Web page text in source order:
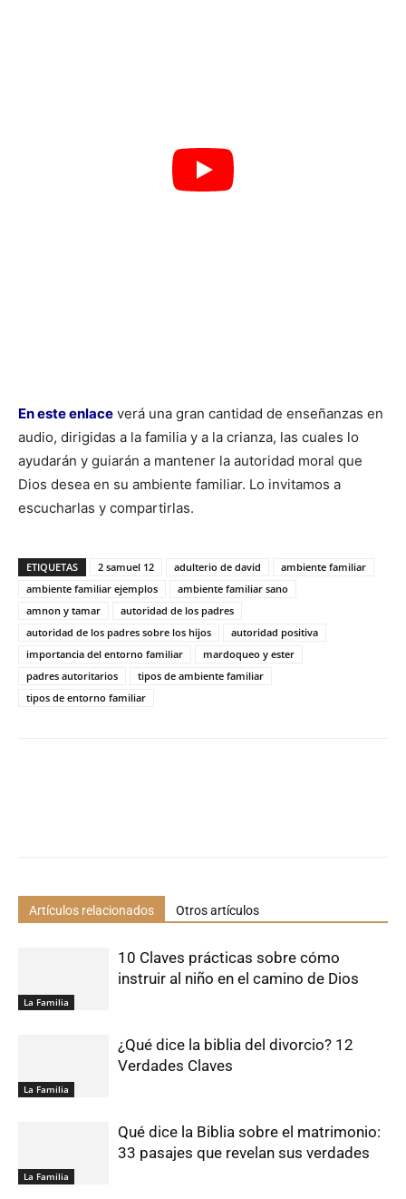
En este enlace verá una gran cantidad de enseñanzas en
audio, dirigidas a la familia y a la crianza, las cuales lo
ayudarán y guiarán a mantener la autoridad moral que
Dios desea en su ambiente familiar. Lo invitamos a
escucharlas y compartirlas.
ETIQUETAS 2 samuel 12 adulterio de david
ambiente familiar
ambiente familiar ejemplos
ambiente familiar sano
amnon y tamar
autoridad de los padres
autoridad de los padres sobre los hijos
autoridad positiva
importancia del entorno familiar
mardoqueo y ester
padres autoritarios
tipos de ambiente familiar
tipos de entorno familiar
Artículos relacionados Otros artículos
La Familia
10 Claves prácticas sobre cómo
instruir al niño en el camino de Dios
La Familia
¿Qué dice la biblia del divorcio? 12
Verdades Claves
La Familia
Qué dice la Biblia sobre el matrimonio:
33 pasajes que revelan sus verdades